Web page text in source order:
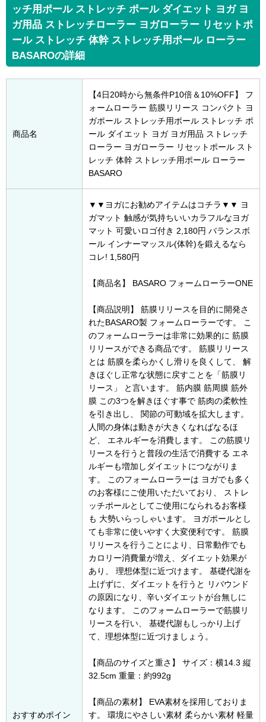
ッチ用ポール ストレッチ ポール ダイエット ヨガ ヨ
ガ用品 ストレッチローラー ヨガローラー リセットポ
ール ストレッチ 体幹 ストレッチ用ポール ローラー
BASAROの詳細
商品名
【4日20時から無条件P10倍＆10%OFF】 フ
ォームローラー 筋膜リリース コンパクト ヨ
ガポール ストレッチ用ポール ストレッチ ポ
ール ダイエット ヨガ ヨガ用品 ストレッチ
ローラー ヨガローラー リセットポール スト
レッチ 体幹 ストレッチ用ポール ローラー
BASARO
おすすめポイン
▼▼ヨガにお勧めアイテムはコチラ▼▼ ヨ
ガマット 触感が気持ちいいカラフルなヨガ
マット 可愛いロゴ付き 2,180円 バランスボ
ール インナーマッスル(体幹)を鍛えるなら
コレ! 1,580円
【商品名】 BASARO フォームローラーONE
【商品説明】 筋膜リリースを目的に開発さ
れたBASARO製 フォームローラーです。 こ
のフォームローラーは非常に効果的に 筋膜
リリースができる商品です。 筋膜リリース
とは 筋膜を柔らかくし滑りを良くして、 解
きほぐし正常な状態に戻すことを「筋膜リ
リース」 と言います。 筋内膜 筋周膜 筋外
膜 この3つを解きほぐす事で 筋肉の柔軟性
を引き出し、 関節の可動域を拡大します。
人間の身体は動きが大きくなればなるほ
ど、 エネルギーを消費します。 この筋膜リ
リースを行うと普段の生活で消費する エネ
ルギーも増加しダイエットにつながりま
す。 このフォームローラーは ヨガでも多く
のお客様にご使用いただいており、 ストレ
ッチポールとしてご使用になられるお客様
も 大勢いらっしゃいます。 ヨガポールとし
ても非常に使いやすく大変便利です。 筋膜
リリースを行うことにより、日常動作でも
カロリー消費量が増え、ダイエット効果が
あり、 理想体型に近づけます。 基礎代謝を
上げずに、ダイエットを行うと リバウンド
の原因になり、辛いダイエットが台無しに
なります。 このフォームローラーで筋膜リ
リースを行い、 基礎代謝もしっかり上げ
て、理想体型に近づけましょう。
【商品のサイズと重さ】 サイズ：横14.3 縦
32.5cm 重量：約992g
【商品の素材】 EVA素材を採用しておりま
す。 環境にやさしい素材 柔らかい素材 軽量